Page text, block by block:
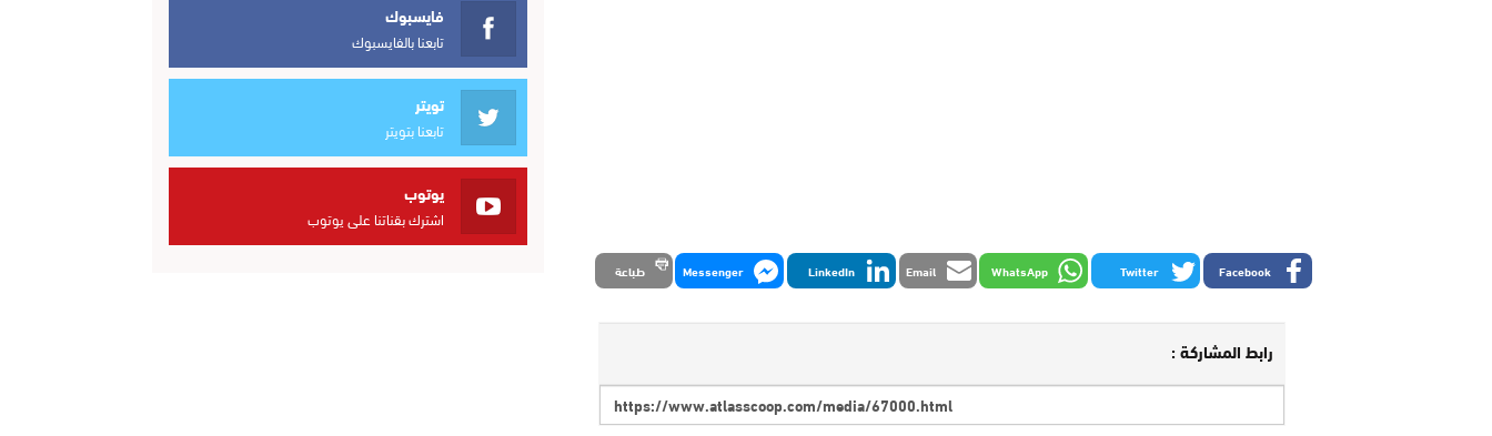
Facebook
Twitter
WhatsApp
Email
LinkedIn
Messenger طباعة
رابط المشاركة :
فايسبوك
تابعنا بالفايسبوك
تويتر
تابعنا بتويتر
يوتوب
اشترك بقناتنا على يوتوب